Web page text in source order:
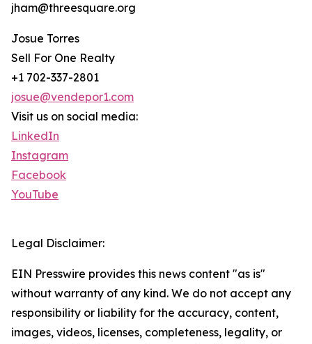
jham@threesquare.org
Josue Torres
Sell For One Realty
+1 702-337-2801
josue@vendepor1.com
Visit us on social media:
LinkedIn
Instagram
Facebook
YouTube
Legal Disclaimer:
EIN Presswire provides this news content "as is"
without warranty of any kind. We do not accept any
responsibility or liability for the accuracy, content,
images, videos, licenses, completeness, legality, or